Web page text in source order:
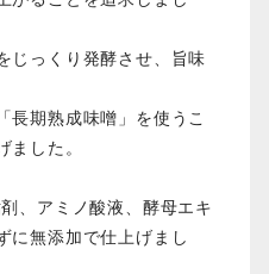
じっくり発酵させ、旨味
長期熟成味噌」を使うこ
ました。
、アミノ酸液、酵母エキ
に無添加で仕上げまし